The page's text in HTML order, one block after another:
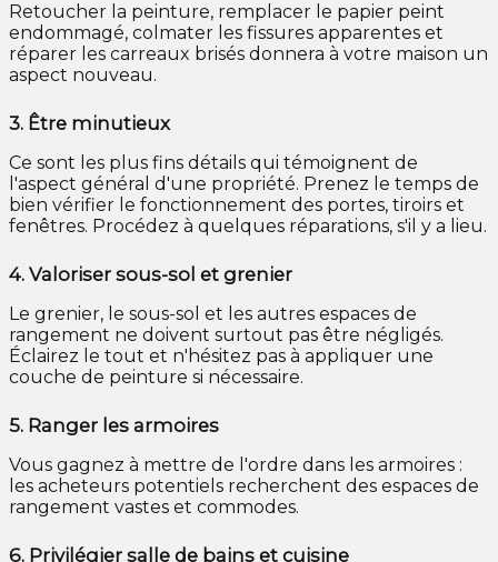
Retoucher la peinture, remplacer le papier peint
endommagé, colmater les fissures apparentes et
réparer les carreaux brisés donnera à votre maison un
aspect nouveau.
3. Être minutieux
Ce sont les plus fins détails qui témoignent de
l'aspect général d'une propriété. Prenez le temps de
bien vérifier le fonctionnement des portes, tiroirs et
fenêtres. Procédez à quelques réparations, s'il y a lieu.
4. Valoriser sous-sol et grenier
Le grenier, le sous-sol et les autres espaces de
rangement ne doivent surtout pas être négligés.
Éclairez le tout et n'hésitez pas à appliquer une
couche de peinture si nécessaire.
5. Ranger les armoires
Vous gagnez à mettre de l'ordre dans les armoires :
les acheteurs potentiels recherchent des espaces de
rangement vastes et commodes.
6. Privilégier salle de bains et cuisine